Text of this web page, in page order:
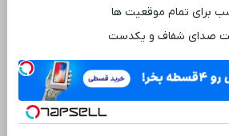
برای تمام موقعیت ‌ها
صدای شفاف و یکدست